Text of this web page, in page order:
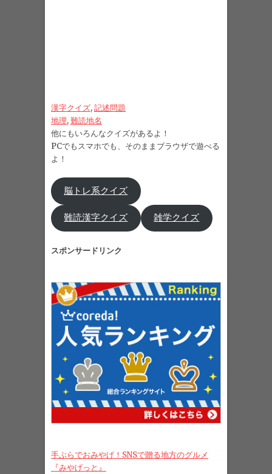
漢字クイズ, 記述問題
地理, 難読地名
他にもいろんなクイズがあるよ！
PCでもスマホでも、そのままブラウザで遊べる
よ！
脳トレ系クイズ
難読漢字クイズ 雑学クイズ
スポンサードリンク
手ぶらでおみやげ！SNSで贈る地方のグルメ
『みやげっと』